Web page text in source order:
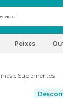
Peixes
e Suplementos